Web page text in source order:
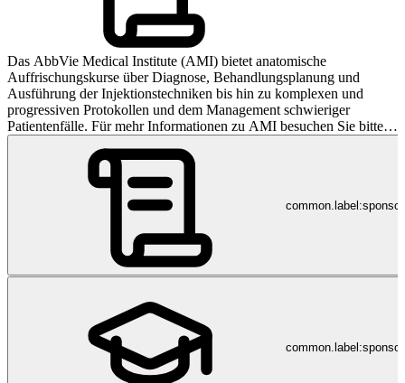
Das AbbVie Medical Institute (AMI) bietet anatomische
Auffrischungskurse über Diagnose, Behandlungsplanung und
Ausführung der Injektionstechniken bis hin zu komplexen und
progressiven Protokollen und dem Management schwieriger
Patientenfälle. Für mehr Informationen zu AMI besuchen Sie bitte
www.ami-neuroscience.ch. Für weitere Informationen zu Duodopa
besuchen Sie bitte www.duodopa.ch. Weitere Informatione zu
Therapiebereichen von AbbVie finden Sie unter www.abbvie.ch.